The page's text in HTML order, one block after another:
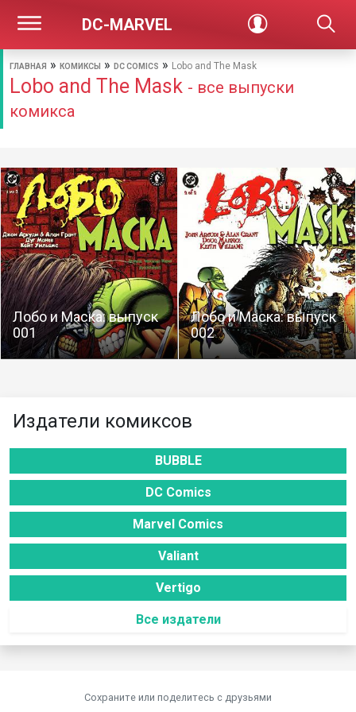
DC-MARVEL
ГЛАВНАЯ » КОМИКСЫ » DC COMICS » Lobo and The Mask
Lobo and The Mask - все выпуски
комикса
Лобо и Маска: выпуск
001
Лобо и Маска: выпуск
002
Издатели комиксов
BUBBLE
DC Comics
Marvel Comics
Valiant
Vertigo
Все издатели
Сохраните или поделитесь c друзьями